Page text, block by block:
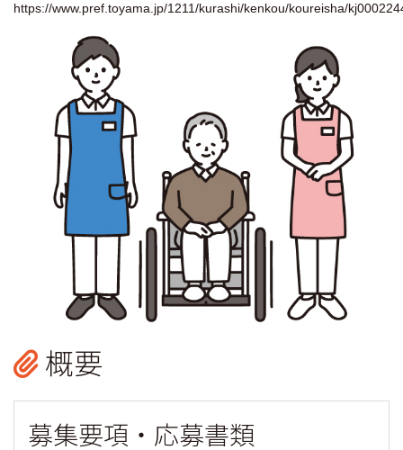
https://www.pref.toyama.jp/1211/kurashi/kenkou/koureisha/
概要
募集要項・ 応募書類